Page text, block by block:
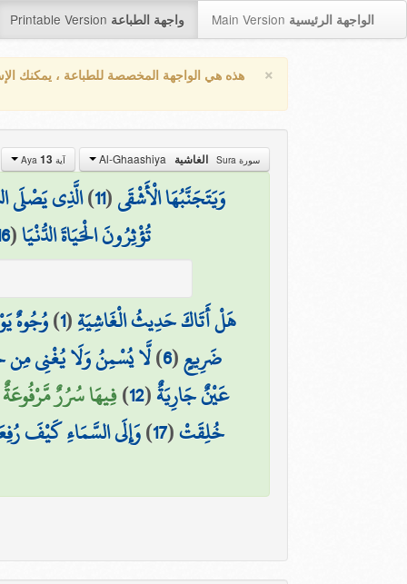
Printable Version واجهة الطباعة Main Version الواجهة الرئيسية
× هذه هي الواجهة المخصصة للطباعة ، يمكنك
سورة Sura الغاشية آية Aya 13
وَيَتَجَنَّبُهَا الْأَشْقَى(
11
)الَّذِي يَصْلَى
تُؤْثِرُونَ الْحَيَاةَ الدُّنْيَا(
هَلْ أَتَاكَ حَدِيثُ الْغَاشِيَةِ(
1
)وُجُوهٌ
ضَرِيعٍ(
6
)لَّا يُسْمِنُ وَلَا يُغْنِي
عَيْنٌ جَارِيَةٌ(
12
)فِيهَا سُرُرٌ مَّرْفُوعَةٌ
خُلِقَتْ(
17
)وَإِلَى السَّمَاءِ كَيْفَ